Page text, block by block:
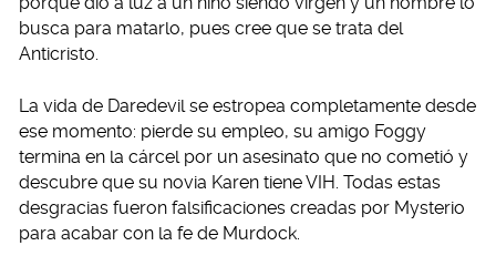
busca para matarlo, pues cree que se trata del
Anticristo.
La vida de Daredevil se estropea completamente desde
ese momento: pierde su empleo, su amigo Foggy
termina en la cárcel por un asesinato que no cometió y
descubre que su novia Karen tiene VIH. Todas estas
desgracias fueron falsificaciones creadas por Mysterio
para acabar con la fe de Murdock.